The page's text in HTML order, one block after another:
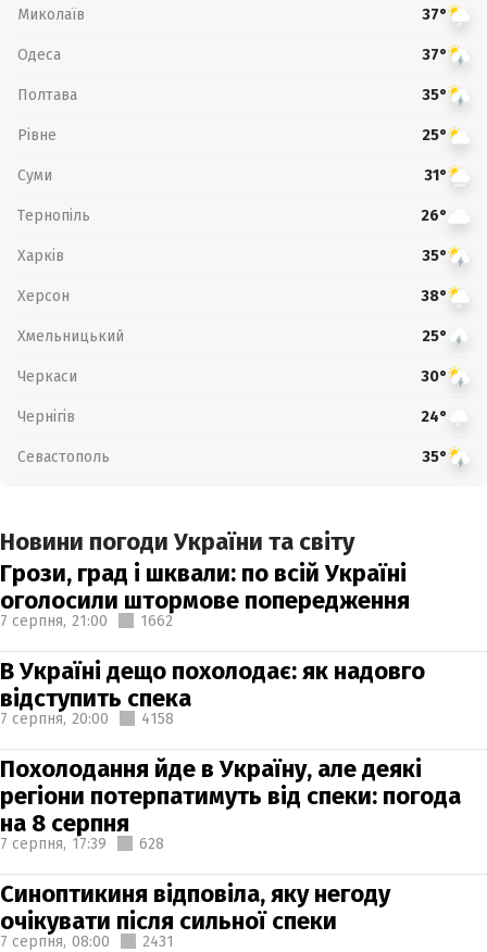
Миколаїв 37°
Одеса 37°
Полтава 35°
Рівне 25°
Суми 31°
Тернопіль 26°
Харків 35°
Херсон 38°
Хмельницький 25°
Черкаси 30°
Чернігів 24°
Севастополь 35°
Новини погоди України та світу
Грози, град і шквали: по всій Україні
оголосили штормове попередження
7 серпня, 21:00 1662
В Україні дещо похолодає: як надовго
відступить спека
7 серпня, 20:00 4158
Похолодання йде в Україну, але деякі
регіони потерпатимуть від спеки: погода
на 8 серпня
7 серпня, 17:39 628
Синоптикиня відповіла, яку негоду
очікувати після сильної спеки
7 серпня, 08:00 2431